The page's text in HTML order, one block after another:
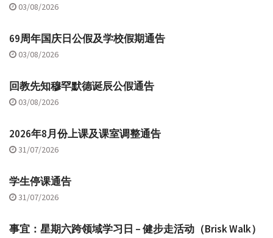
03/08/2026
69周年国庆日公假及学校假期通告
03/08/2026
回教先知穆罕默德诞辰公假通告
03/08/2026
2026年8月份上课及课室调整通告
31/07/2026
学生停课通告
31/07/2026
事宜：星期六跨领域学习日 – 健步走活动（Brisk Walk）